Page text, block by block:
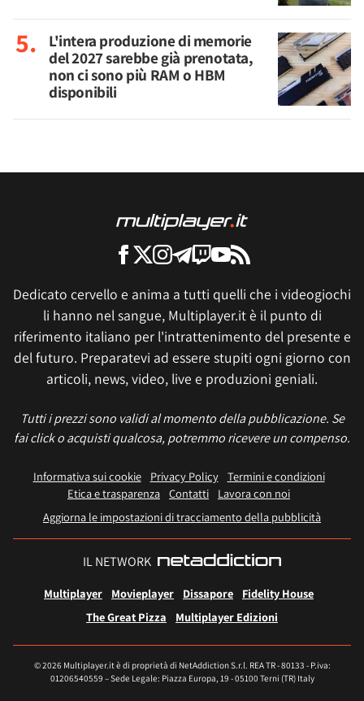
L'intera produzione di memorie
del 2027 sarebbe già prenotata,
non ci sono più RAM o HBM
disponibili
Dedicato cervello e anima a tutti quelli che i videogiochi
li hanno nel sangue, Multiplayer.it è il punto di
riferimento italiano per l'intrattenimento del presente e
del futuro. Preparatevi ad essere stupiti ogni giorno con
articoli, news, video, live e produzioni geniali.
Tutti i prezzi sono validi al momento della pubblicazione. Se
fai click o acquisti qualcosa, potremmo ricevere un compenso.
Informativa sui cookie Privacy Policy
Termini e condizioni
Etica e trasparenza Contatti
Lavora con noi
Aggiorna le impostazioni di tracciamento della pubblicità
IL NETWORK
Multiplayer Movieplayer Dissapore
Fidelity House
The Great Pizza
Multiplayer Edizioni
© 2026 Multiplayer.it è di proprietà di NetAddiction S.r.l. REA TR - 80133 - P.iva:
01206540559 – Sede Legale: Piazza Europa, 19 - 05100 Terni (TR) Italy